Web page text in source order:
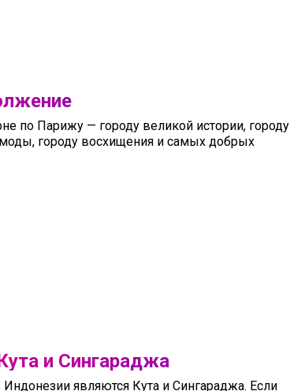
по Парижу — городу великой истории, городу
городу восхищения и самых добрых
и Сингараджа
являются Кута и Сингараджа. Если